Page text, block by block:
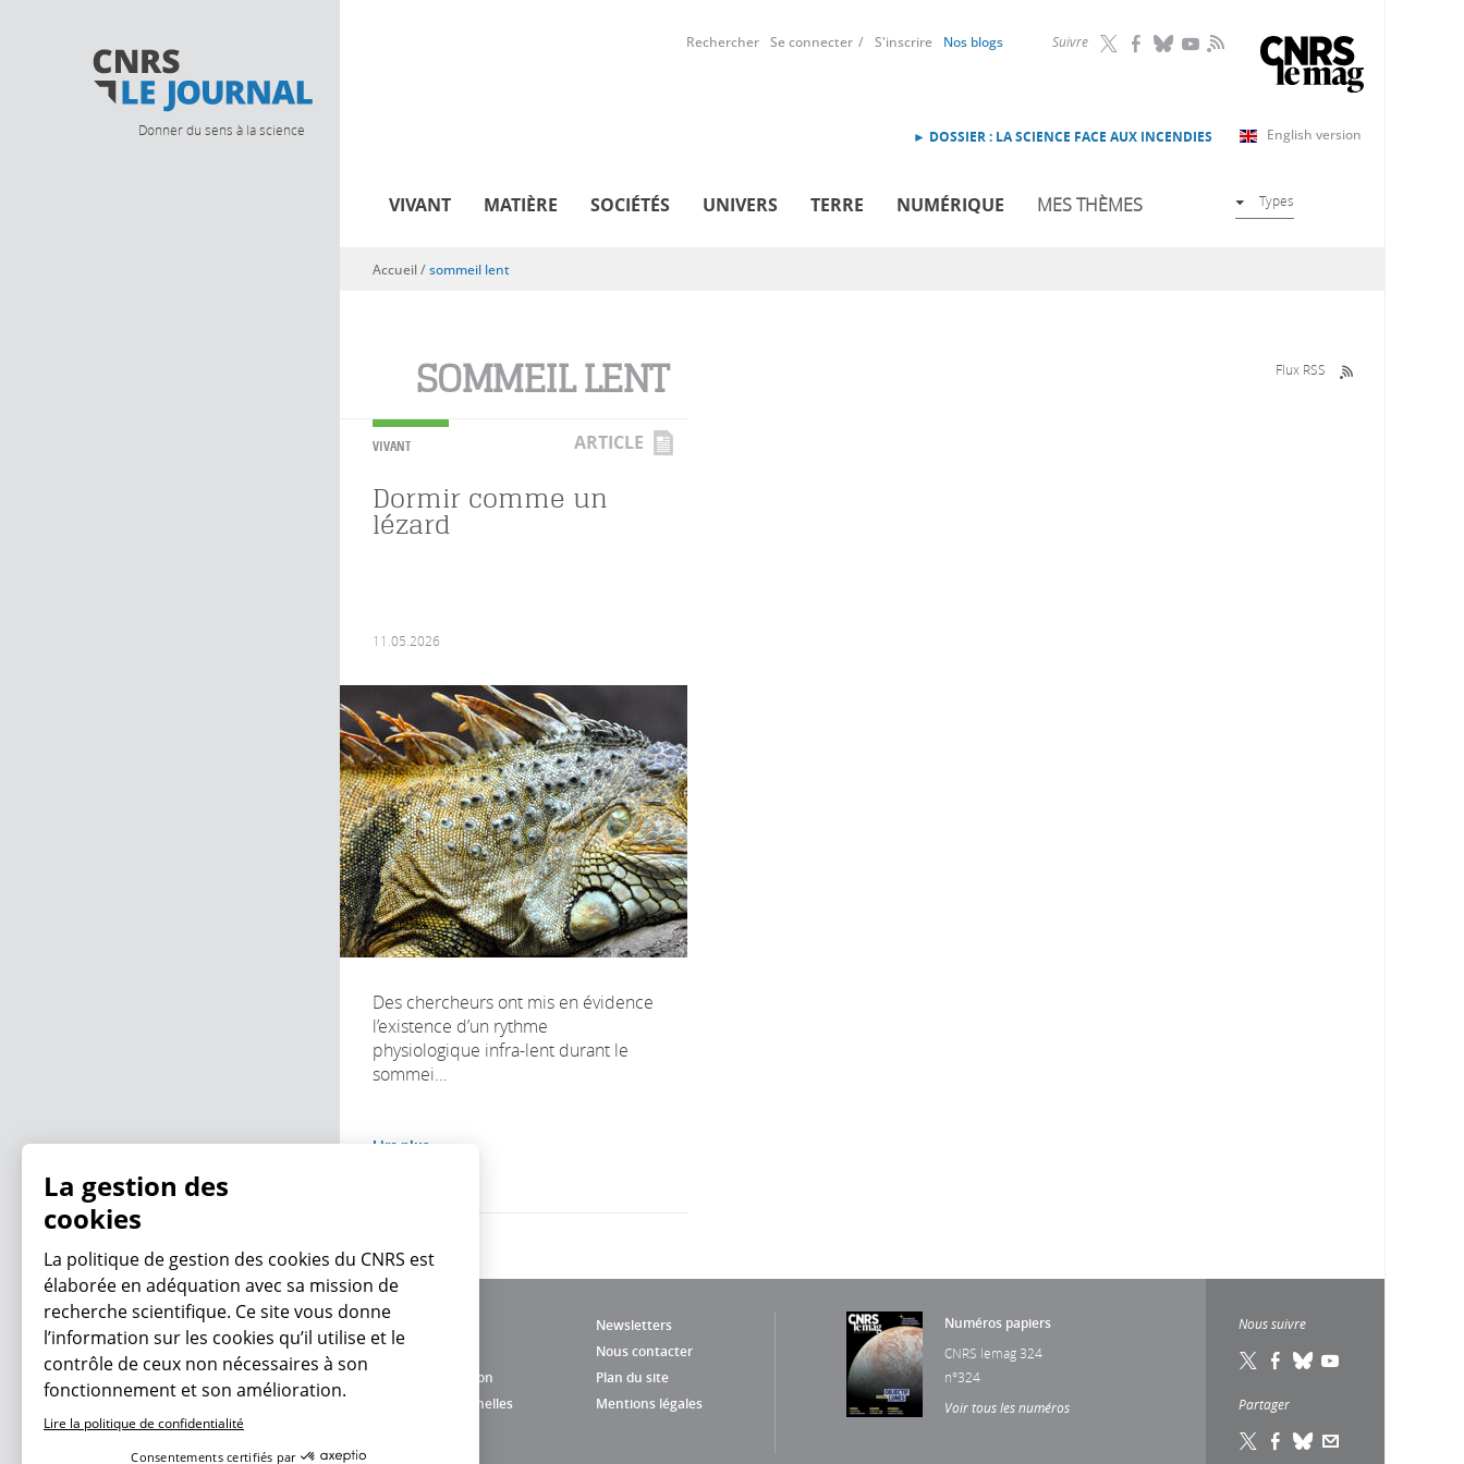
Donner du sens à la science
Suivre RSS
Rechercher Se connecter S'inscrire Nos blogs
English version
► DOSSIER : LA SCIENCE FACE AUX INCENDIES
VIVANT MATIÈRE SOCIÉTÉS UNIVERS TERRE NUMÉRIQUE MES THÈMES Types
Vous êtes ici
Accueil/sommeil lent
SOMMEIL LENT Flux RSS
VIVANT ARTICLE
Dormir comme un
lézard
11.05.2026
Des chercheurs ont mis en évidence
l’existence d’un rythme
physiologique infra-lent durant le
sommei...
Lire plus
Newsletters
Nous contacter
Charte d'utilisation
Plan du site
Données personnelles
Mentions légales
Numéros papiers
CNRS lemag 324
n°324
Voir tous les numéros
Nous suivre
Partager
En ce moment
La gestion des
cookies
La politique de gestion des cookies du CNRS est
élaborée en adéquation avec sa mission de
recherche scientifique. Ce site vous donne
l’information sur les cookies qu’il utilise et le
contrôle de ceux non nécessaires à son
fonctionnement et son amélioration.
Lire la politique de confidentialité
Consentements certifiés par